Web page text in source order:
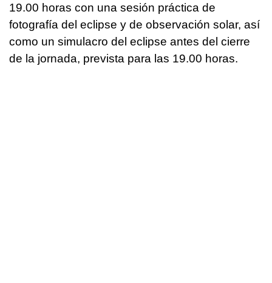
19.00 horas con una sesión práctica de
fotografía del eclipse y de observación solar, así
como un simulacro del eclipse antes del cierre
de la jornada, prevista para las 19.00 horas.